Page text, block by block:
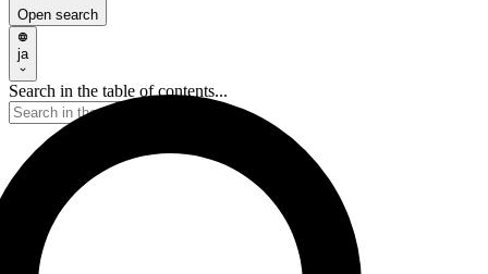
Open search
ja
Search in the table of contents...